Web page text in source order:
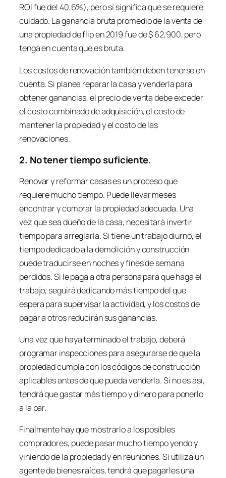
ROI fue del 40,6%), pero sí significa que se requiere
cuidado. La ganancia bruta promedio de la venta de
una propiedad deflipen 2019 fue de $ 62,900, pero
tenga en cuenta que es bruta.
Los costos de renovación también deben tenerse en
cuenta. Si planea reparar la casa y venderla para
obtener ganancias, el precio de venta debe exceder
el costo combinado de adquisición, el costo de
mantener la propiedad y el costo de las
renovaciones.
2. No tener tiempo suficiente.
Renovar y reformar casas es un proceso que
requiere mucho tiempo. Puede llevar meses
encontrar y comprar la propiedad adecuada. Una
vez que sea dueño de la casa, necesitará invertir
tiempo para arreglarla. Si tiene un trabajo diurno, el
tiempo dedicado a la demolición y construcción
puede traducirse en noches y fines de semana
perdidos. Si le paga a otra persona para que haga el
trabajo, seguirá dedicando más tiempo del que
espera para supervisar la actividad, y los costos de
pagar a otros reducirán sus ganancias.
Una vez que haya terminado el trabajo, deberá
programar inspecciones para asegurarse de que la
propiedad cumpla con los códigos de construcción
aplicables antes de que pueda venderla. Si no es así,
tendrá que gastar más tiempo y dinero para ponerlo
a la par.
Finalmente hay que mostrarlo a los posibles
compradores, puede pasar mucho tiempo yendo y
viniendo de la propiedad y en reuniones. Si utiliza un
agente de bienes raíces, tendrá que pagarles una